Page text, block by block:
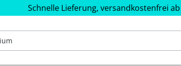
Schnelle Lieferung, versandkostenfrei